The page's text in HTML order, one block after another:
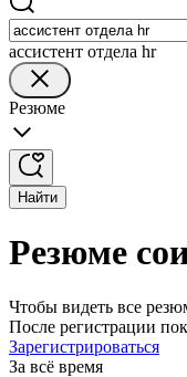
ассистент отдела hr
Резюме
Найти
Резюме
Чтобы видеть все
После регистрации
Зарегистрироваться
За всё время